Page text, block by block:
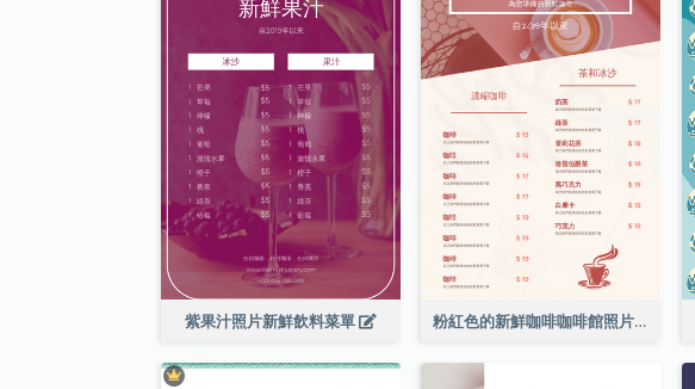
紫果汁照片新鮮飲料菜單 粉紅色的新鮮咖啡咖啡館照片簡單菜單